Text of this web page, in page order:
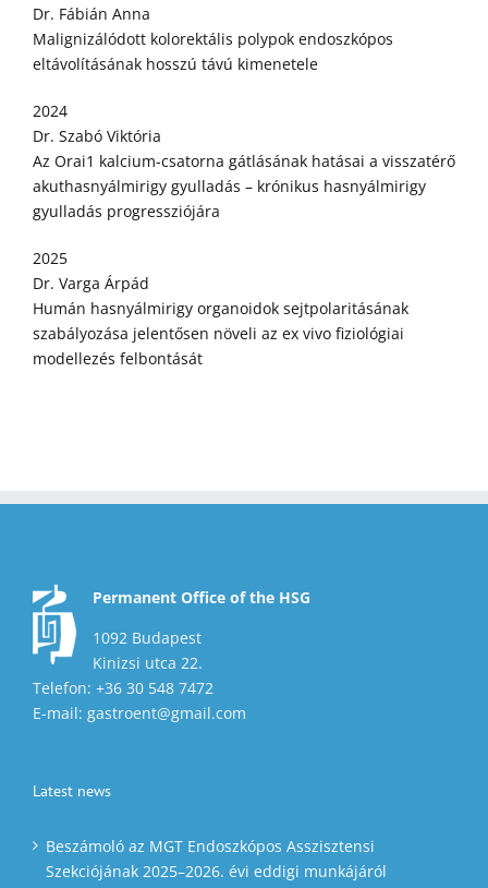
Dr. Fábián Anna
Malignizálódott kolorektális polypok endoszkópos
eltávolításának hosszú távú kimenetele
2024
Dr. Szabó Viktória
Az Orai1 kalcium-csatorna gátlásának hatásai a visszatérő
akuthasnyálmirigy gyulladás – krónikus hasnyálmirigy
gyulladás progressziójára
2025
Dr. Varga Árpád
Humán hasnyálmirigy organoidok sejtpolaritásának
szabályozása jelentősen növeli az ex vivo fiziológiai
modellezés felbontását
Permanent Office of the HSG
1092 Budapest
Kinizsi utca 22.
Telefon: +36 30 548 7472
E-mail: gastroent@gmail.com
Latest news
Beszámoló az MGT Endoszkópos Asszisztensi
Szekciójának 2025–2026. évi eddigi munkájáról